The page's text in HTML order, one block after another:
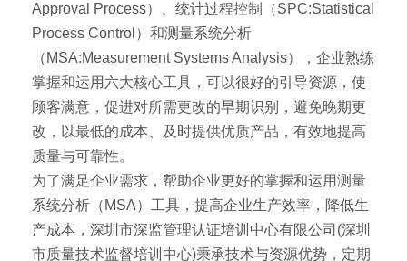
Approval Process）、统计过程控制（SPC:Statistical
Process Control）和测量系统分析
（MSA:Measurement Systems Analysis），企业熟练
掌握和运用六大核心工具，可以很好的引导资源，使
顾客满意，促进对所需更改的早期识别，避免晚期更
改，以最低的成本、及时提供优质产品，有效地提高
质量与可靠性。
为了满足企业需求，帮助企业更好的掌握和运用测量
系统分析（MSA）工具，提高企业生产效率，降低生
产成本，深圳市深监管理认证培训中心有限公司(深圳
市质量技术监督培训中心)秉承技术与资源优势，定期